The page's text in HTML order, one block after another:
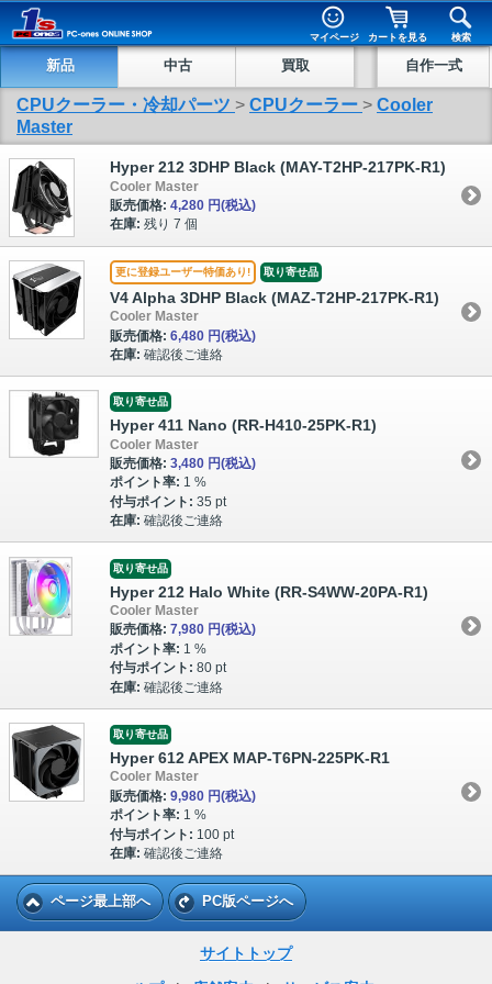
マイページ カートを見る 検索
新品 中古 買取 自作一式
CPUクーラー・冷却パーツ > CPUクーラー > Cooler
Master
Hyper 212 3DHP Black (MAY-T2HP-217PK-R1)
Cooler Master
販売価格: 4,280 円(税込)
在庫: 残り 7 個
更に登録ユーザー特価あり! 取り寄せ品
V4 Alpha 3DHP Black (MAZ-T2HP-217PK-R1)
Cooler Master
販売価格: 6,480 円(税込)
在庫: 確認後ご連絡
取り寄せ品
Hyper 411 Nano (RR-H410-25PK-R1)
Cooler Master
販売価格: 3,480 円(税込)
ポイント率: 1 %
付与ポイント: 35 pt
在庫: 確認後ご連絡
取り寄せ品
Hyper 212 Halo White (RR-S4WW-20PA-R1)
Cooler Master
販売価格: 7,980 円(税込)
ポイント率: 1 %
付与ポイント: 80 pt
在庫: 確認後ご連絡
取り寄せ品
Hyper 612 APEX MAP-T6PN-225PK-R1
Cooler Master
販売価格: 9,980 円(税込)
ポイント率: 1 %
付与ポイント: 100 pt
在庫: 確認後ご連絡
ページ最上部へ PC版ページへ
サイトトップ